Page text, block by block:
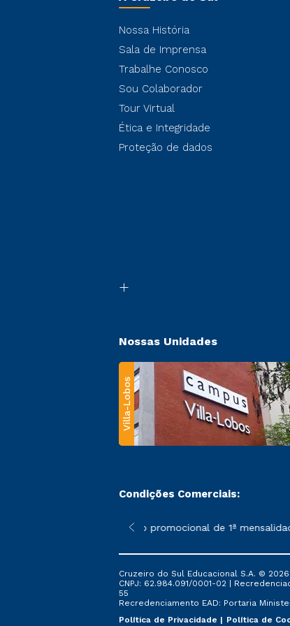
Nossa História
Sala de Imprensa
Trabalhe Conosco
Sou Colaborador
Tour Virtual
Ética e Integridade
Proteção de dados
Nossas Unidades
Villa-Lobos
Condições Comerciais:
sofrer alterações nos períodos de rematrícula
*A condição promocional de 1ª
Cruzeiro do Sul Educacional S.A. ©
CNPJ: 62.984.091/0001-02 |
55
Recredenciamento EAD: Portaria
Política de Privacidade
Política de